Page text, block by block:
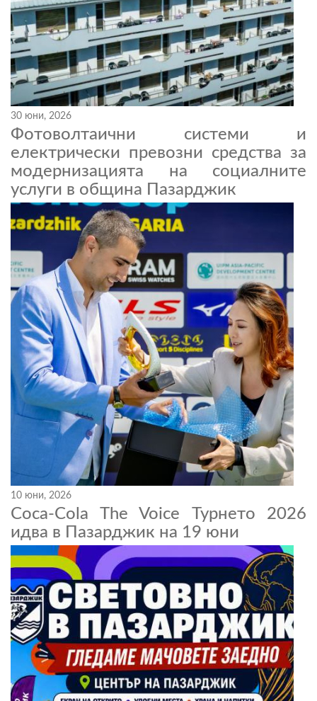
30 юни, 2026
Фотоволтаични системи и
електрически превозни средства за
модернизацията на социалните
услуги в община Пазарджик
10 юни, 2026
Coca-Cola The Voice Турнето 2026
идва в Пазарджик на 19 юни